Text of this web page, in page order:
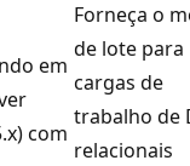
em
com
Forneça o
de lote para
cargas de
trabalho de
relacionais